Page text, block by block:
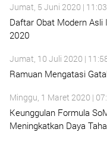
Jumat, 5 Juni 2020 | 11:03
Daftar Obat Modern Asli
2020
Jumat, 10 Juli 2020 |
Ramuan Mengatasi
Minggu, 1 Maret 2020 |
Keunggulan Formula
Meningkatkan Daya